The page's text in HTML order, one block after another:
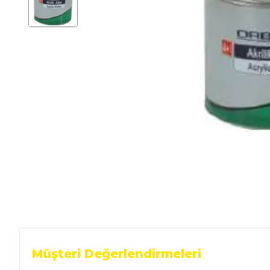
Ev Gereçleri
Malzemeleri
Müşteri Değerlendirmeleri